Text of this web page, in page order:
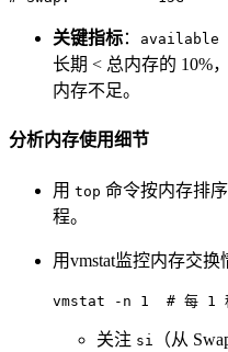
关键指标： available
长期 < 总内存的 10%
内存不足。
分析内存使用细节
用 top 命令按内存排
程。
用vmstat监控内存交换
vmstat -n 1 # 每 1
关注 si （从